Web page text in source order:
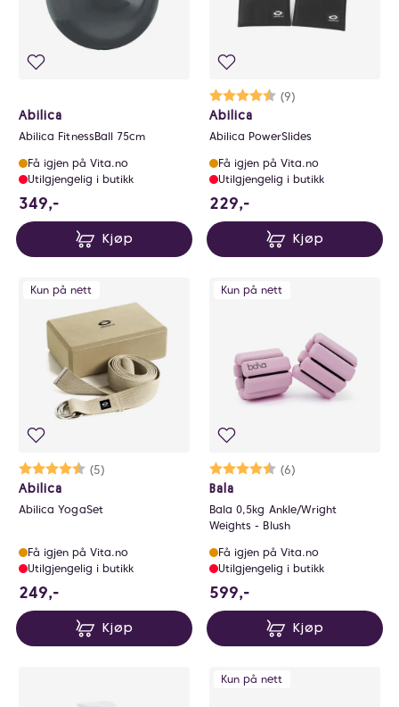
Abilica
Abilica FitnessBall 75cm
Få igjen på Vita.no
Utilgjengelig i butikk
349,-
Kjøp
Karakter:
(9)
4.3 av 5 mulige
Abilica
Abilica PowerSlides
Få igjen på Vita.no
Utilgjengelig i butikk
229,-
Kjøp
Kun på nett
Karakter:
(5)
4.2 av 5 mulige
Abilica
Abilica YogaSet
Få igjen på Vita.no
Utilgjengelig i butikk
249,-
Kjøp
Kun på nett
Karakter:
(6)
4.7 av 5 mulige
Bala
Bala 0,5kg Ankle/Wright
Weights - Blush
Få igjen på Vita.no
Utilgjengelig i butikk
599,-
Kjøp
Kun på nett